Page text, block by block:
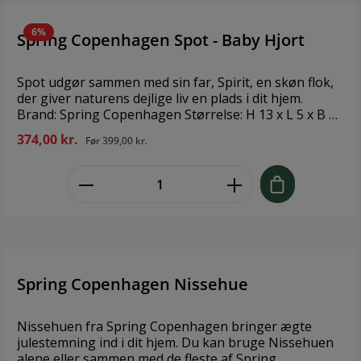
6%
Spring Copenhagen Spot - Baby Hjort
Spot udgør sammen med sin far, Spirit, en skøn flok,
der giver naturens dejlige liv en plads i dit hjem.
Brand: Spring Copenhagen Størrelse: H 13 x L 5 x B 10
cm Materiale: Eg, Ahorn
374,00 kr. Før399,00 kr.
Spring Copenhagen Nissehue
Nissehuen fra Spring Copenhagen bringer ægte
julestemning ind i dit hjem. Du kan bruge Nissehuen